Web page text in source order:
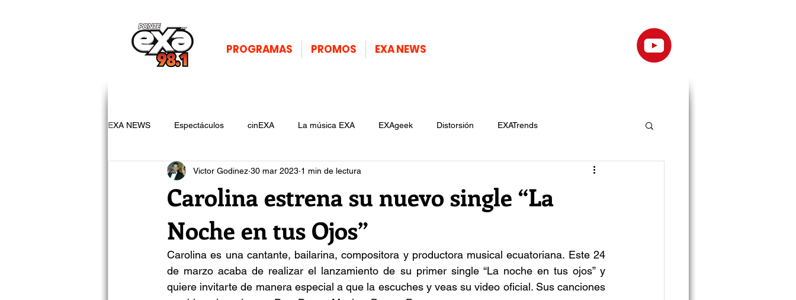
PROGRAMAS PROMOS EXA NEWS
EXA NEWS Espectáculos cinEXA La música EXA EXAgeek Distorsión EXATrends
Carolina estrena su nuevo single “La
Noche en tus Ojos”
Victor Godinez 30 mar 2023 1 min de lectura
Carolina es una cantante, bailarina, compositora y productora musical ecuatoriana. Este 24
de marzo acaba de realizar el lanzamiento de su primer single “La noche en tus ojos” y
quiere invitarte de manera especial a que la escuches y veas su video oficial. Sus canciones